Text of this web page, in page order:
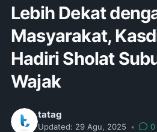
Lebih Dekat
Masyarakat,
Hadiri Sholat
Wajak
tatag
Updated: 29 Agu, 2025 •
0